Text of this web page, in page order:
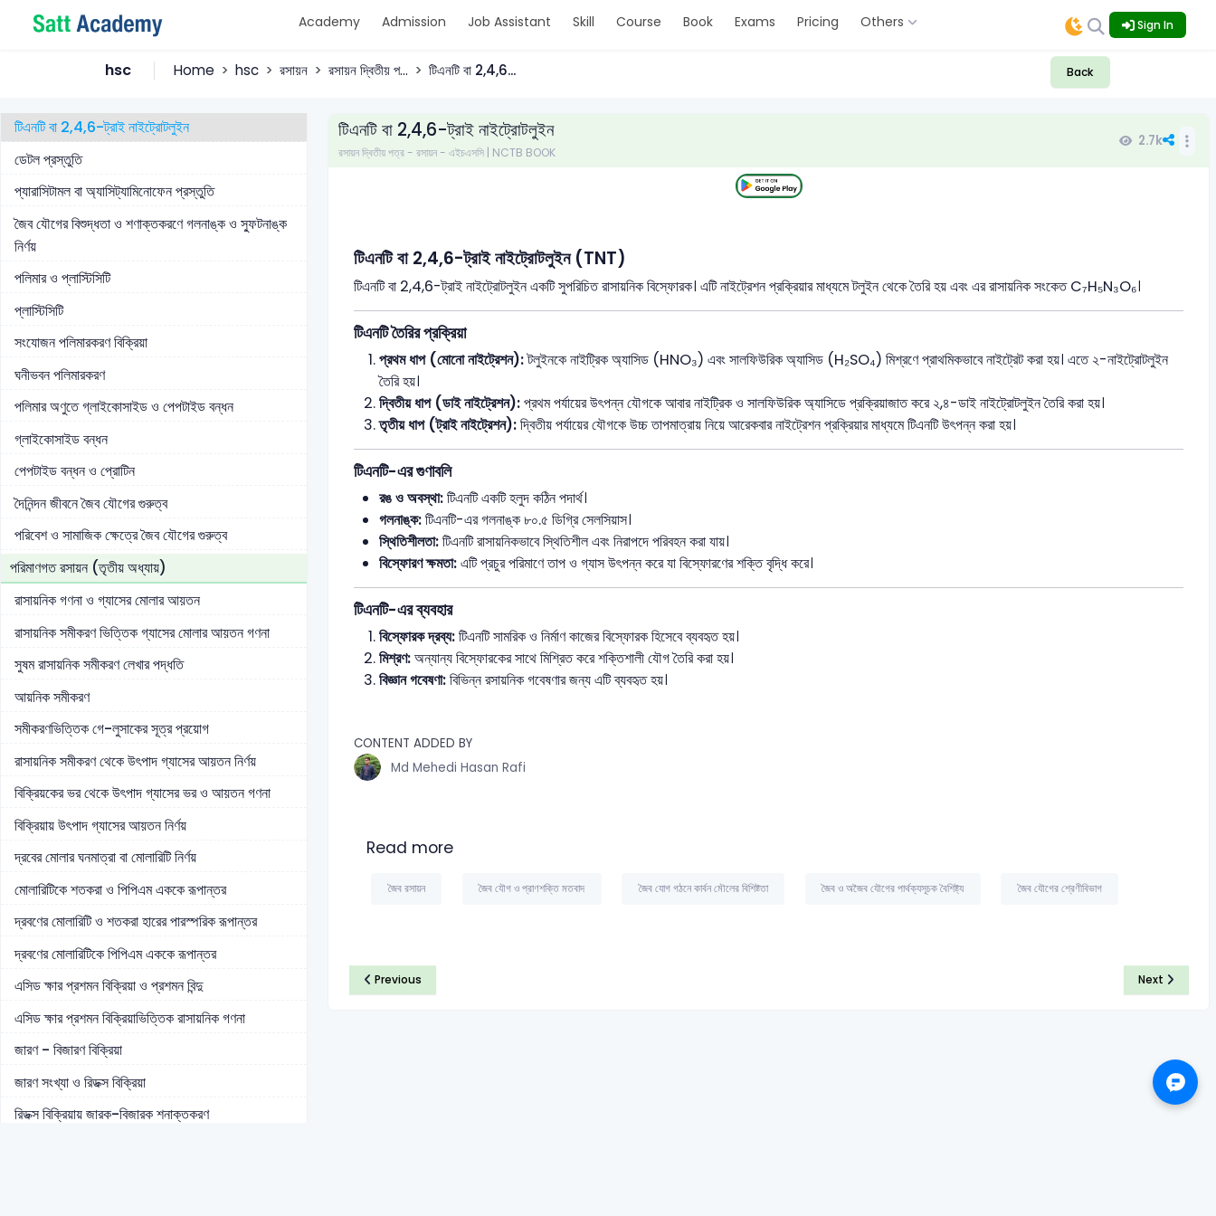
Academy Admission Job Assistant Skill Course Book Exams Pricing Others Sign In
hsc Home hsc রসায়ন রসায়ন দ্বিতীয় প... টিএনটি বা 2,4,6... Back
গ্লিসারিন প্রস্তুতি
টিএনটি বা 2,4,6-ট্রাই নাইট্রোটলুইন
ডেটল প্রস্তুতি
প্যারাসিটামল বা অ্যাসিট্যামিনোফেন প্রস্তুতি
জৈব যৌগের বিশুদ্ধতা ও শণাক্তকরণে গলনাঙ্ক ও স্ফুটনাঙ্ক
নির্ণয়
পলিমার ও প্লাস্টিসিটি
প্লাস্টিসিটি
সংযোজন পলিমারকরণ বিক্রিয়া
ঘনীভবন পলিমারকরণ
পলিমার অণুতে গ্লাইকোসাইড ও পেপটাইড বন্ধন
গ্লাইকোসাইড বন্ধন
পেপটাইড বন্ধন ও প্রোটিন
দৈনিন্দন জীবনে জৈব যৌগের গুরুত্ব
পরিবেশ ও সামাজিক ক্ষেত্রে জৈব যৌগের গুরুত্ব
পরিমাণগত রসায়ন (তৃতীয় অধ্যায়)
রাসায়নিক গণনা ও গ্যাসের মোলার আয়তন
রাসায়নিক সমীকরণ ভিত্তিক গ্যাসের মোলার আয়তন গণনা
সুষম রাসায়নিক সমীকরণ লেখার পদ্ধতি
আয়নিক সমীকরণ
সমীকরণভিত্তিক গে-লুসাকের সূত্র প্রয়োগ
রাসায়নিক সমীকরণ থেকে উৎপাদ গ্যাসের আয়তন নির্ণয়
বিক্রিয়কের ভর থেকে উৎপাদ গ্যাসের ভর ও আয়তন গণনা
বিক্রিয়ায় উৎপাদ গ্যাসের আয়তন নির্ণয়
দ্রবের মোলার ঘনমাত্রা বা মোলারিটি নির্ণয়
মোলারিটিকে শতকরা ও পিপিএম এককে রূপান্তর
দ্রবণের মোলারিটি ও শতকরা হারের পারস্পরিক রূপান্তর
দ্রবণের মোলারিটিকে পিপিএম এককে রূপান্তর
এসিড ক্ষার প্রশমন বিক্রিয়া ও প্রশমন বিন্দু
এসিড ক্ষার প্রশমন বিক্রিয়াভিত্তিক রাসায়নিক গণনা
জারণ - বিজারণ বিক্রিয়া
জারণ সংখ্যা ও রিডক্স বিক্রিয়া
রিডক্স বিক্রিয়ায় জারক-বিজারক শনাক্তকরণ
টিএনটি বা 2,4,6-ট্রাই নাইট্রোটলুইন
রসায়ন দ্বিতীয় পত্র - রসায়ন - এইচএসসি | NCTB BOOK
2.7k
টিএনটি বা 2,4,6-ট্রাই নাইট্রোটলুইন (TNT)
টিএনটি বা 2,4,6-ট্রাই নাইট্রোটলুইন একটি সুপরিচিত রাসায়নিক বিস্ফোরক। এটি নাইট্রেশন প্রক্রিয়ার মাধ্যমে টলুইন থেকে তৈরি হয় এবং এর রাসায়নিক সংকেত C₇H₅N₃O₆।
টিএনটি তৈরির প্রক্রিয়া
প্রথম ধাপ (মোনো নাইট্রেশন):টলুইনকে নাইট্রিক অ্যাসিড (HNO₃) এবং সালফিউরিক অ্যাসিড (H₂SO₄) মিশ্রণে প্রাথমিকভাবে নাইট্রেট করা হয়। এতে ২-নাইট্রোটলুইন
তৈরি হয়।
দ্বিতীয় ধাপ (ডাই নাইট্রেশন):প্রথম পর্যায়ের উৎপন্ন যৌগকে আবার নাইট্রিক ও সালফিউরিক অ্যাসিডে প্রক্রিয়াজাত করে ২,৪-ডাই নাইট্রোটলুইন তৈরি করা হয়।
তৃতীয় ধাপ (ট্রাই নাইট্রেশন):দ্বিতীয় পর্যায়ের যৌগকে উচ্চ তাপমাত্রায় নিয়ে আরেকবার নাইট্রেশন প্রক্রিয়ার মাধ্যমে টিএনটি উৎপন্ন করা হয়।
টিএনটি-এর গুণাবলি
রঙ ও অবস্থা:টিএনটি একটি হলুদ কঠিন পদার্থ।
গলনাঙ্ক:টিএনটি-এর গলনাঙ্ক ৮০.৫ ডিগ্রি সেলসিয়াস।
স্থিতিশীলতা:টিএনটি রাসায়নিকভাবে স্থিতিশীল এবং নিরাপদে পরিবহন করা যায়।
বিস্ফোরণ ক্ষমতা:এটি প্রচুর পরিমাণে তাপ ও গ্যাস উৎপন্ন করে যা বিস্ফোরণের শক্তি বৃদ্ধি করে।
টিএনটি-এর ব্যবহার
বিস্ফোরক দ্রব্য:টিএনটি সামরিক ও নির্মাণ কাজের বিস্ফোরক হিসেবে ব্যবহৃত হয়।
মিশ্রণ:অন্যান্য বিস্ফোরকের সাথে মিশ্রিত করে শক্তিশালী যৌগ তৈরি করা হয়।
বিজ্ঞান গবেষণা:বিভিন্ন রসায়নিক গবেষণার জন্য এটি ব্যবহৃত হয়।
CONTENT ADDED BY
Md Mehedi Hasan Rafi
Read more
জৈব রসায়ন জৈব যৌগ ও প্রাণশক্তি মতবাদ জৈব যোগ গঠনে কার্বন মৌলের বিশিষ্টতা জৈব ও অজৈব যৌগের পার্থক্যসূচক বৈশিষ্ট্য জৈব যৌগের শ্রেণীবিভাগ
Previous Next